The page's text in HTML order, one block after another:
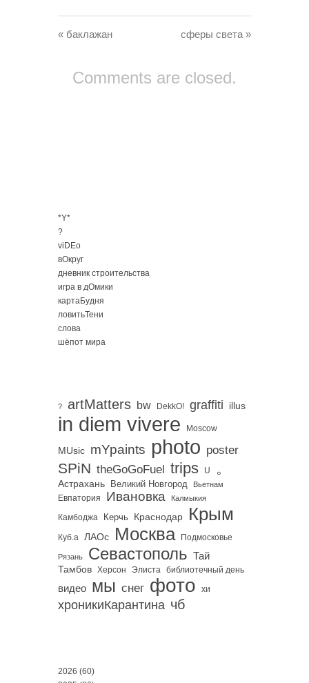
« баклажан сферы света »
Comments are closed.
*Y*
?
viDEo
вОкруг
дневник строительства
игра в дОмики
картаБудня
ловитьТени
слова
шёпот мира
? artMatters bw DekkO! graffiti illus
in diem vivere Moscow
MUsic mYpaints photo poster
SPiN theGoGoFuel trips U 。
Астрахань Великий Новгород Вьетнам
Евпатория Ивановка Калмыкия
Камбоджа Керчь Краснодар Крым
Куб.а ЛАОс Москва Подмосковье
Рязань Севастополь Тай
Тамбов Херсон Элиста библиотечный день
видео мы снег фото хи
хроникиКарантина чб
2026 (60)